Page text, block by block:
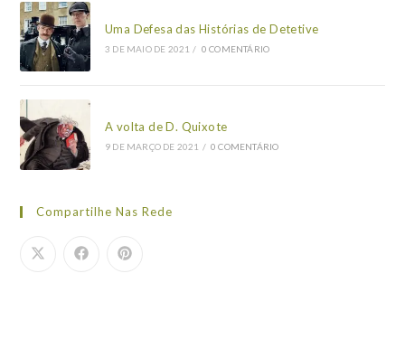
Uma Defesa das Histórias de Detetive
3 DE MAIO DE 2021 / 0 COMENTÁRIO
A volta de D. Quixote
9 DE MARÇO DE 2021 / 0 COMENTÁRIO
Compartilhe Nas Rede